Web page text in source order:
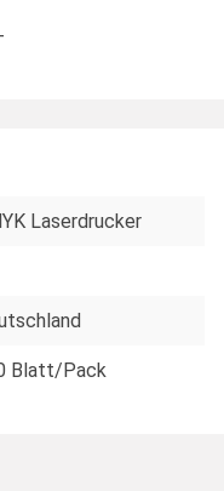
Laserdrucker
Blatt/Pack